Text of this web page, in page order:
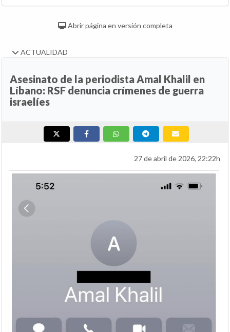
Abrir página en versión completa
ACTUALIDAD
Asesinato de la periodista Amal Khalil en
Líbano: RSF denuncia crímenes de guerra
israelíes
27 de abril de 2026, 22:22h